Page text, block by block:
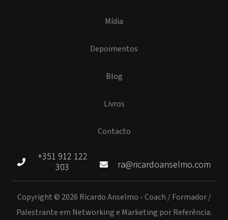
Mídia
Depoimentos
Blog
Livros
Contacto
+351 912 122
303
ra@ricardoanselmo.com
Copyright © 2026 Ricardo Anselmo - Coach / Formador /
Palestrante em Networking e Marketing por Referência.